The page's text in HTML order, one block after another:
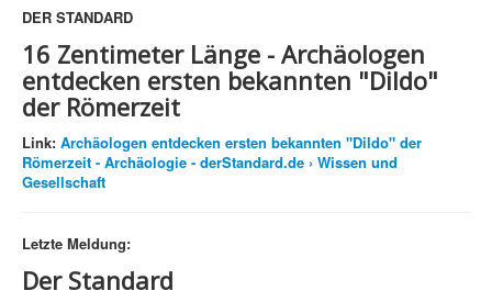
DER STANDARD
16 Zentimeter Länge - Archäologen
entdecken ersten bekannten "Dildo"
der Römerzeit
Link: Archäologen entdecken ersten bekannten "Dildo" der
Römerzeit - Archäologie - derStandard.de › Wissen und
Gesellschaft
Letzte Meldung:
Der Standard